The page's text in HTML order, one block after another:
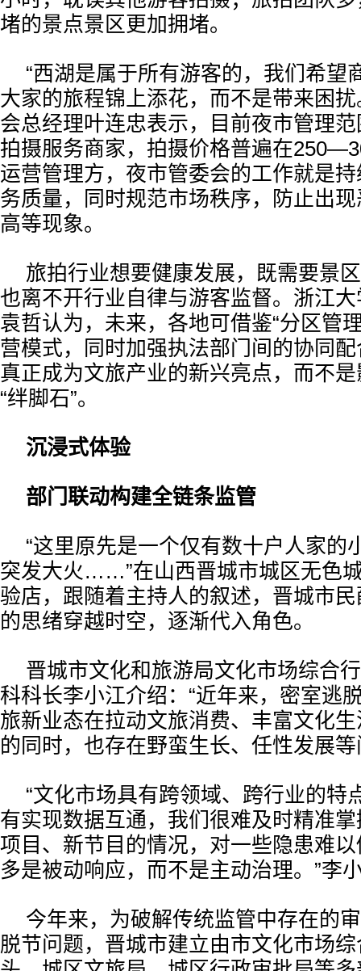
堵的景点景区更加拥堵。
“西湖是属于所有游客的，我们希望
大家的旅程锦上添花，而不是带来困扰
会总经理叶连忠表示，目前夜市管理
拍摄服务商家，拍摄价格普遍在
运营管理方，夜市管委会的工作就是
务质量，同时规范市场秩序，防止出
高等现象。
旅拍行业想要健康发展，既需要景
也离不开行业自律与游客监督。浙江
袁哲认为，未来，各地可借鉴“分区管
营模式，同时加强执法部门间的协同
真正成为文旅产业的新兴亮点，而不
“绊脚石”。
沉浸式体验
部门联动构建全链条监管
“这里原先是一个仅有数十户人家的
突发大火……”在山西晋城市城区无色
验店，跟随着主持人的叙述，晋城市
的思绪穿越时空，逐渐代入角色。
晋城市文化和旅游局文化市场综合
科科长李小江介绍：“近年来，密室逃
旅新业态在拉动文旅消费、丰富文化
的同时，也存在野蛮生长、任性发展等
“文化市场具有跨领域、跨行业的特
有实现数据互通，我们很难及时精准
项目、新节目的情况，对一些隐患难
多是被动响应，而不是主动治理。”李
今年来，为破解传统监管中存在的
脱节问题，晋城市建立由市文化市场